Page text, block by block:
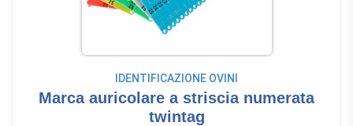
IDENTIFICAZIONE OVINI
Marca auricolare a striscia numerata
twintag